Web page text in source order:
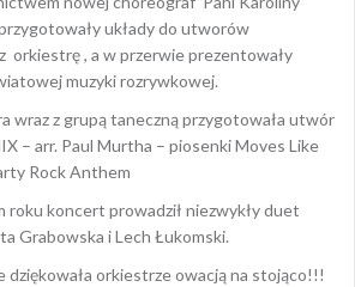
układy do utworów
orkiestrę , a w przerwie prezentowały
muzyki rozrywkowej.
wraz z grupą taneczną przygotowała utwór
– arr. Paul Murtha – piosenki Moves Like
Rock Anthem
roku koncert prowadził niezwykły duet
Grabowska i Lech Łukomski.
dziękowała orkiestrze owacją na stojąco!!!